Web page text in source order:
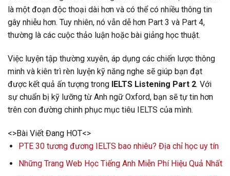
là một đoạn độc thoại dài hơn và có thể có nhiều thông tin
gây nhiễu hơn. Tuy nhiên, nó vẫn dễ hơn Part 3 và Part 4,
thường là các cuộc thảo luận hoặc bài giảng học thuật.
Việc luyện tập thường xuyên, áp dụng các chiến lược thông
minh và kiên trì rèn luyện kỹ năng nghe sẽ giúp bạn đạt
được kết quả ấn tượng trong IELTS Listening Part 2. Với
sự chuẩn bị kỹ lưỡng từ Anh ngữ Oxford, bạn sẽ tự tin hơn
trên con đường chinh phục mục tiêu IELTS của mình.
<>Bài Viết Đang HOT<>
PTE 30 tương đương IELTS bao nhiêu? Địa chỉ học uy tín
Những Trang Web Học Tiếng Anh Miễn Phí Hiệu Quả Nhất